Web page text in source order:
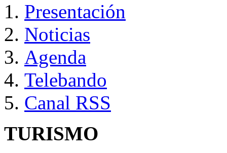
Presentación
Noticias
Agenda
Telebando
Canal RSS
TURISMO